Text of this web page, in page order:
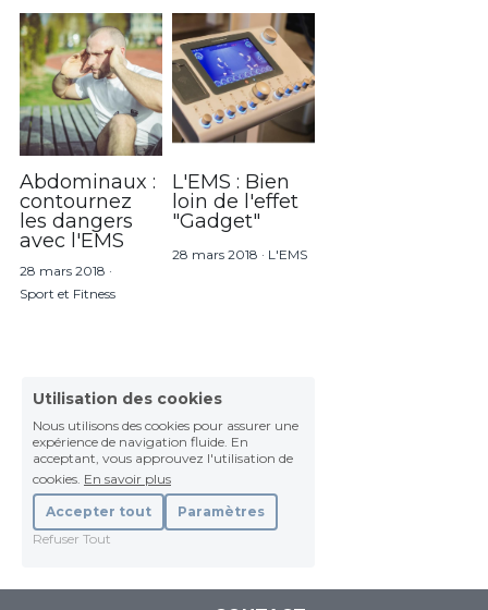
Abdominaux :
contournez
les dangers
avec l'EMS
28 mars 2018 ·
Sport et Fitness
L'EMS : Bien
loin de l'effet
"Gadget"
28 mars 2018 · L'EMS
Utilisation des cookies
Nous utilisons des cookies pour assurer une
expérience de navigation fluide. En
acceptant, vous approuvez l'utilisation de
cookies. En savoir plus
Accepter tout
Paramètres
Refuser Tout